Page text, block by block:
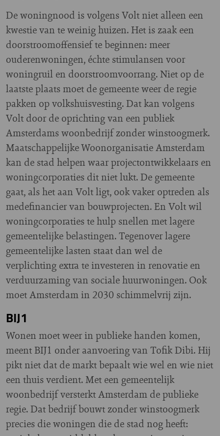
De woningnood is volgens Volt niet alleen een
kwestie van te weinig huizen. Het is zaak een
doorstroomoffensief te beginnen: meer
ouderenwoningen, échte stimulansen voor
woningruil en doorstroomvoorrang. Niet op de
laatste plaats moet de gemeente weer de regie
pakken op volkshuisvesting. Dat kan volgens
Volt door de oprichting van een publiek
Amsterdams woonbedrijf zonder winstoogmerk.
Maatschappelijke Woonorganisatie Amsterdam
kan de stad helpen waar projectontwikkelaars en
woningcorporaties dit niet lukt. De gemeente
gaat, als het aan Volt ligt, ook vaker optreden als
medefinancier van bouwprojecten. En Volt wil
woningcorporaties te hulp snellen met lagere
gemeentelijke belastingen. Tegenover lagere
gemeentelijke lasten staat dan wel de
verplichting extra te investeren in renovatie en
verduurzaming van sociale huurwoningen. Ook
moet Amsterdam in 2030 schimmelvrij zijn.
BIJ1
Wonen moet weer in publieke handen komen,
meent BIJ1 onder aanvoering van Tofik Dibi. Hij
pikt niet dat de markt bepaalt wie wel en wie niet
een thuis verdient. Met een gemeentelijk
woonbedrijf versterkt Amsterdam de publieke
regie. Dat bedrijf bouwt zonder winstoogmerk
precies die woningen die de stad nog heeft: